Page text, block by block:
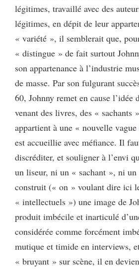
légitimes, travaillé avec des
légitimes, en dépit de leur
« variété », il semblerait que,
« distingue » de fait surtout
son appartenance à l’industrie
de masse. Par son fulgurant
60, Johnny remet en cause l’idée
venant des livres, des « sachants
appartient à une « nouvelle vague
est accueillie avec méfiance. Il
discréditer, et souligner à l’envi
un liseur, ni un « sachant », ni
construit (« on » voulant dire ici
« intellectuels ») une image de
produit imbécile et inarticulé
considérée comme forcément
mutique et timide en interviews,
« bruyant » sur scène, il en